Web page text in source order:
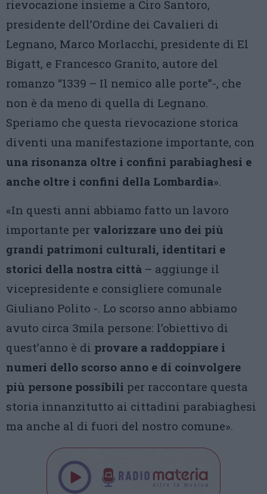
rievocazione insieme a Ciro Santoro,
presidente dell’Ordine dei Cavalieri di
Legnano, Marco Morlacchi, presidente di El
Bigatt, e Francesco Granito, autore del
romanzo “1339 – Il nemico alle porte”-, che
non è da meno di quella di Legnano.
Speriamo che questa rievocazione storica
diventi una manifestazione importante, con
una risonanza oltre i confini parabiaghesi e
anche oltre i confini della Lombardia».
«In questi anni abbiamo fatto un lavoro
importante per valorizzare uno dei più
grandi patrimoni culturali, identitari e
storici della nostra città – aggiunge il
vicepresidente e consigliere comunale
Giuliano Polito -. Lo scorso anno abbiamo
avuto circa 3mila persone: l’obiettivo di
quest’anno è di provare a raddoppiare i
numeri dello scorso anno e di coinvolgere
più persone possibili per raccontare questa
storia innanzitutto ai cittadini parabiaghesi
ma anche al di fuori del nostro comune».